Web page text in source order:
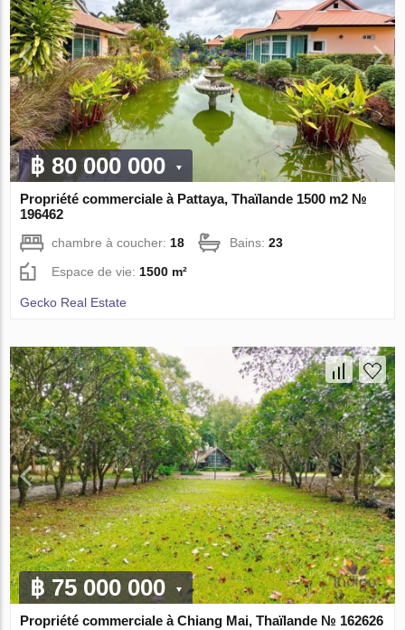
฿ 80 000 000
Propriété commerciale à Pattaya, Thaïlande 1500 m2 №
196462
chambre à coucher:18 Bains:23
Espace de vie:1500 m²
Gecko Real Estate
฿ 75 000 000
Propriété commerciale à Chiang Mai, Thaïlande № 162626